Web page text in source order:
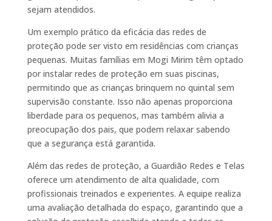
sejam atendidos.
Um exemplo prático da eficácia das redes de
proteção pode ser visto em residências com crianças
pequenas. Muitas famílias em Mogi Mirim têm optado
por instalar redes de proteção em suas piscinas,
permitindo que as crianças brinquem no quintal sem
supervisão constante. Isso não apenas proporciona
liberdade para os pequenos, mas também alivia a
preocupação dos pais, que podem relaxar sabendo
que a segurança está garantida.
Além das redes de proteção, a Guardião Redes e Telas
oferece um atendimento de alta qualidade, com
profissionais treinados e experientes. A equipe realiza
uma avaliação detalhada do espaço, garantindo que a